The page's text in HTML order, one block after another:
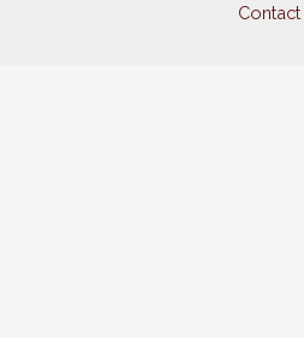
Contact